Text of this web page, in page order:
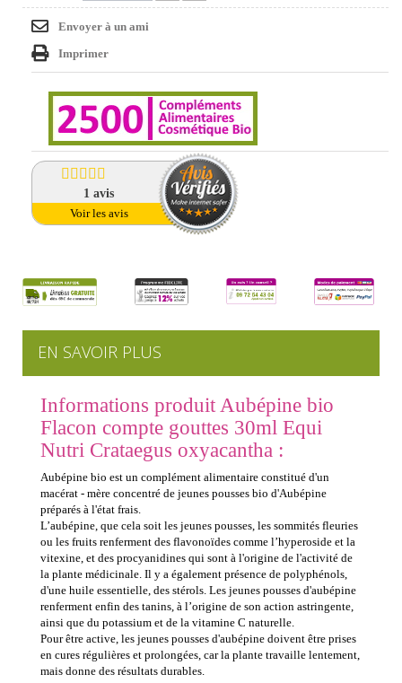
Envoyer à un ami
Imprimer
1avis
Voir les avis
EN SAVOIR PLUS
Informations produit Aubépine bio
Flacon compte gouttes 30ml Equi
Nutri Crataegus oxyacantha :
Aubépine bio est un complément alimentaire constitué d'un
macérat - mère concentré de jeunes pousses bio d'Aubépine
préparés à l'état frais.
L’aubépine, que cela soit les jeunes pousses, les sommités fleuries
ou les fruits renferment des flavonoïdes comme l’hyperoside et la
vitexine, et des procyanidines qui sont à l'origine de l'activité de
la plante médicinale. Il y a également présence de polyphénols,
d'une huile essentielle, des stérols. Les jeunes pousses d'aubépine
renferment enfin des tanins, à l’origine de son action astringente,
ainsi que du potassium et de la vitamine C naturelle.
Pour être active, les jeunes pousses d'aubépine doivent être prises
en cures régulières et prolongées, car la plante travaille lentement,
mais donne des résultats durables.